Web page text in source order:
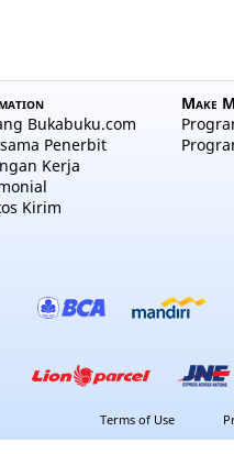
Bukabuku.com
Penerbit
Kerja
Kirim
Make
Terms of Use